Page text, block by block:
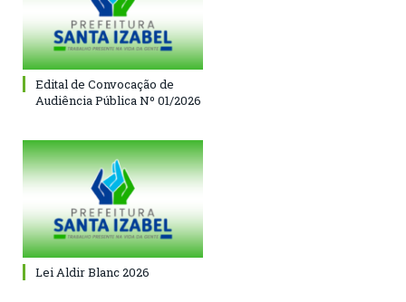
Edital de Convocação de
Audiência Pública Nº 01/2026
Lei Aldir Blanc 2026